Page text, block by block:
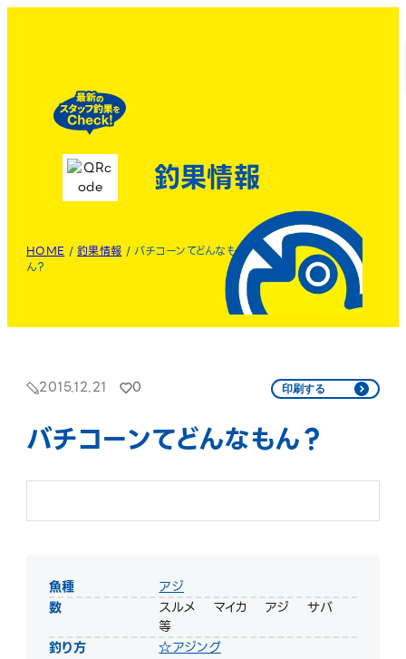
釣果情報
HOME /釣果情報 / バチコーンてどんなも
ん？
2015.12.21 0 印刷する
バチコーンてどんなもん？
魚種
アジ
数
スルメ マイカ アジ サバ
等
釣り方
☆アジング